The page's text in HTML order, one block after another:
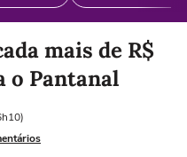
mais de R$
o Pantanal